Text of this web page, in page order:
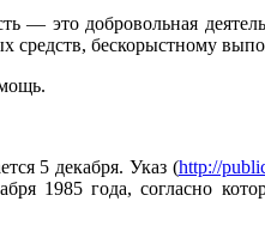
— это добровольная
бескорыстному
5 декабря. Указ (http://
1985 года, согласно